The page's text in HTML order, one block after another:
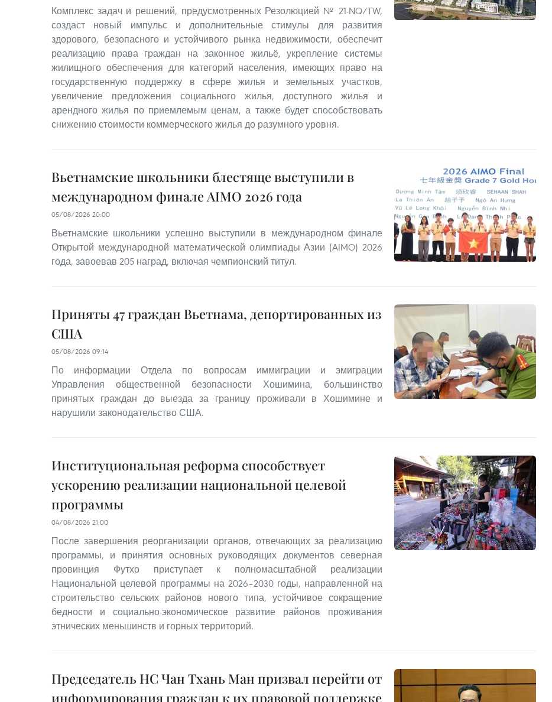
Комплекс задач и решений, предусмотренных Резолюцией № 21-NQ/TW,
создаст новый импульс и дополнительные стимулы для развития
здорового, безопасного и устойчивого рынка недвижимости, обеспечит
реализацию права граждан на законное жильё, укрепление системы
жилищного обеспечения для категорий населения, имеющих право на
государственную поддержку в сфере жилья и земельных участков,
увеличение предложения социального жилья, доступного жилья и
арендного жилья по приемлемым ценам, а также будет способствовать
снижению стоимости коммерческого жилья до разумного уровня.
Вьетнамские школьники блестяще выступили в
международном финале AIMO 2026 года
05/08/2026 20:00
Вьетнамские школьники успешно выступили в международном финале
Открытой международной математической олимпиады Азии (AIMO) 2026
года, завоевав 205 наград, включая чемпионский титул.
Приняты 47 граждан Вьетнама, депортированных из
США
05/08/2026 09:14
По информации Отдела по вопросам иммиграции и эмиграции
Управления общественной безопасности Хошимина, большинство
принятых граждан до выезда за границу проживали в Хошимине и
нарушили законодательство США.
Институциональная реформа способствует
ускорению реализации национальной целевой
программы
04/08/2026 21:00
После завершения реорганизации органов, отвечающих за реализацию
программы, и принятия основных руководящих документов северная
провинция Футхо приступает к полномасштабной реализации
Национальной целевой программы на 2026–2030 годы, направленной на
строительство сельских районов нового типа, устойчивое сокращение
бедности и социально-экономическое развитие районов проживания
этнических меньшинств и горных территорий.
Председатель НС Чан Тхань Ман призвал перейти от
информирования граждан к их правовой поддержке